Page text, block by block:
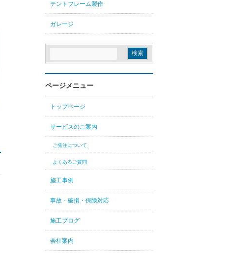
テントフレーム製作
ガレージ
ページメニュー
トップページ
サービスのご案内
ご発注について
よくあるご質問
施工事例
事故・破損・保険対応
施工ブログ
会社案内